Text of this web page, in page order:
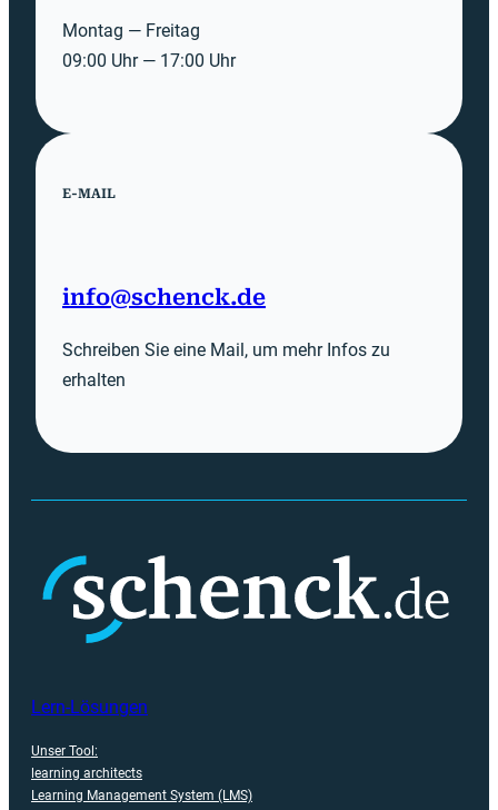
Montag — Freitag
09:00 Uhr — 17:00 Uhr
E-MAIL
info@schenck.de
Schreiben Sie eine Mail, um mehr Infos zu
erhalten
Lern-Lösungen
Unser Tool:
learning architects
Learning Management System (LMS)